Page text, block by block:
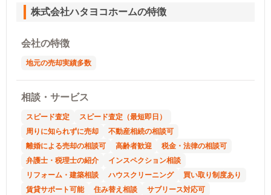
株式会社ハタヨコホームの特徴
会社の特徴
地元の売却実績多数
相談・サービス
スピード査定
スピード査定（最短即日）
周りに知られずに売却
不動産相続の相談可
離婚による売却の相談可
高齢者歓迎
税金・法律の相談可
弁護士・税理士の紹介
インスペクション相談
リフォーム・建築相談
ハウスクリーニング
買い取り制度あり
賃貸サポート可能
住み替え相談
サブリース対応可